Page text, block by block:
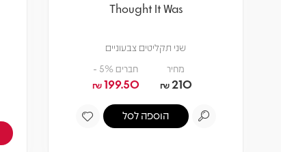
Thought It Was
שני תקליטים צבעוניים
מחיר
210
₪
חברים 5% -
199.50
₪
הוספה לסל